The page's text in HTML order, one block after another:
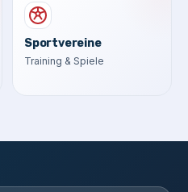
Sportvereine
Training & Spiele